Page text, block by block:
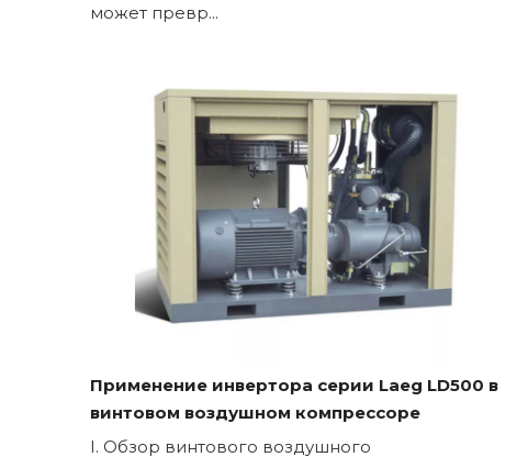
может превр...
Применение инвертора серии Laeg LD500 в
винтовом воздушном компрессоре
I. Обзор винтового воздушного